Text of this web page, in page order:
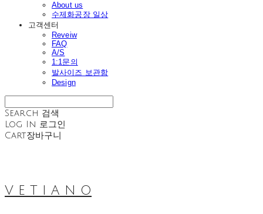
About us
수제화공장 일상
고객센터
Reveiw
FAQ
A/S
1:1문의
발사이즈 보관함
Design
Search 검색
Log In 로그인
Cart장바구니
V E T I A N O